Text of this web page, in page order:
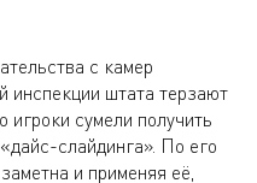
с камер
инспекции штата терзают
игроки сумели получить
слайдинга». По его
и применяя её,